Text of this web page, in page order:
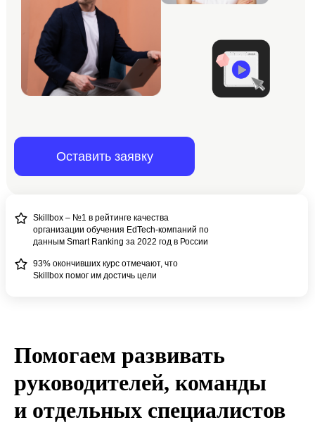
Skillbox – №1 в рейтинге качества
организации обучения EdTech-компаний по
данным Smart Ranking за 2022 год в России
93% окончивших курс отмечают, что
Skillbox помог им достичь цели
Оставить заявку
Помогаем развивать
руководителей, команды
и отдельных специалистов